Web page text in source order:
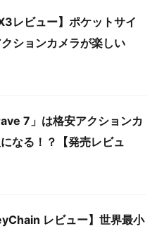
レビュー】ポケットサイ
ションカメラが楽しい
7」は格安アクションカ
なる！？【発売レビュ
レビュー】世界最小